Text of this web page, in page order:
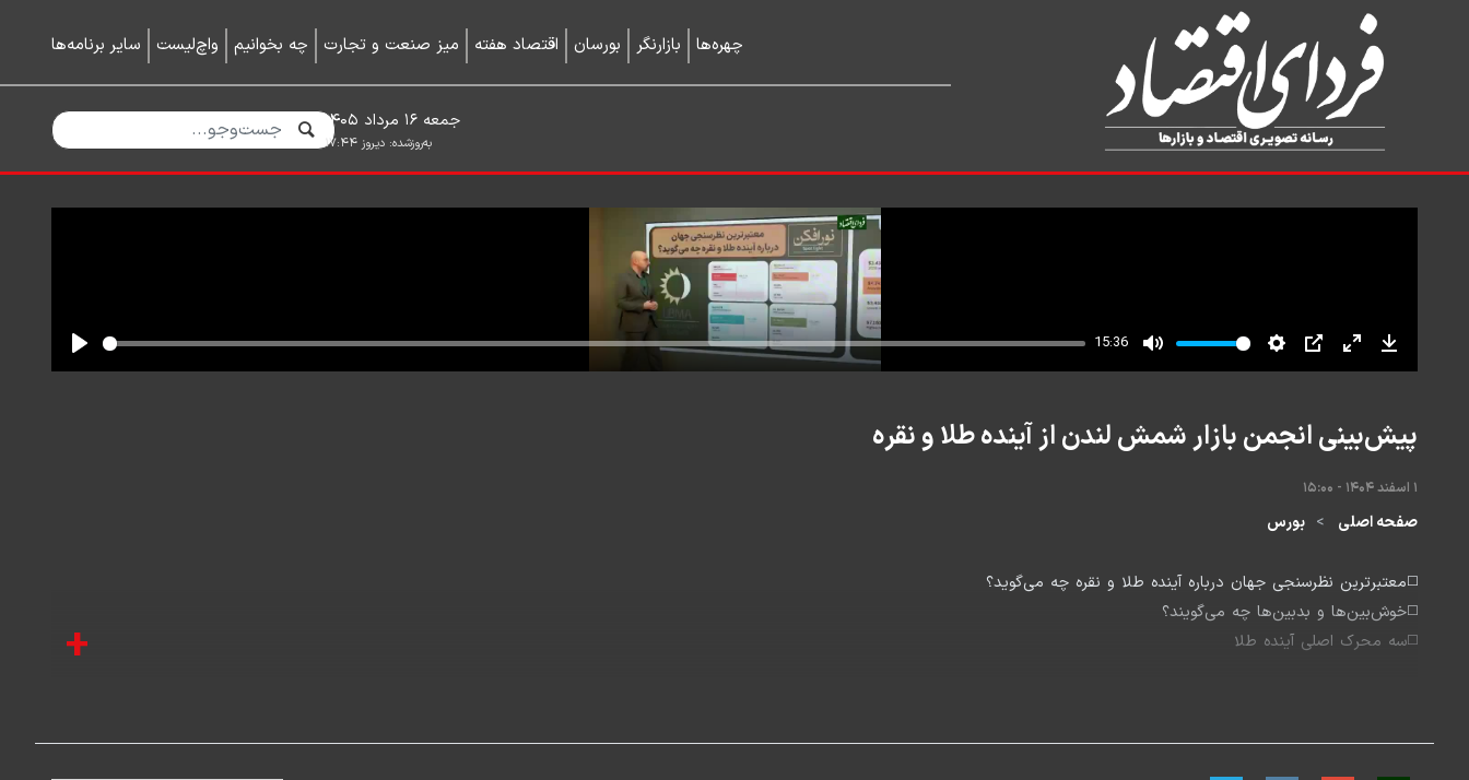
چهره‌ها بازارنگر بورسان اقتصاد هفته میز صنعت و تجارت چه بخوانیم واچ‌لیست سایر برنامه‌ها
به‌روزشده: دیروز ۱۷:۴۴
جمعه ۱۶ مرداد ۱۴۰۵
پیش‌بینی انجمن بازار شمش لندن از آینده طلا و نقره
۱ اسفند ۱۴۰۴ - ۱۵:۰۰
صفحه اصلی بورس
◻️معتبرترین نظرسنجی جهان درباره آینده طلا و نقره چه می‌گوید؟
◻️خوش‌بین‌ها و بدبین‌ها چه می‌گویند؟
◻️سه محرک اصلی آینده طلا
+